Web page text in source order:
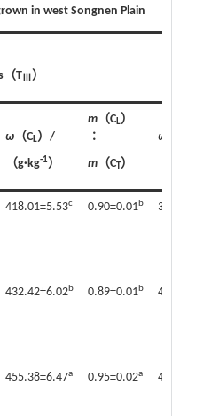
in west Songnen Plain
（TⅢ）
ω（CL）/
（g·kg-1）
m（CL）
∶
m（CT）
ω
418.01±5.53c 0.90±0.01 b 3.12±0.07
432.42±6.02b 0.89±0.01 b 4.93±0.40
455.38±6.47a 0.95±0.02a 4.36±0.17